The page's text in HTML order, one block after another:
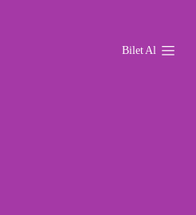
Bilet Al